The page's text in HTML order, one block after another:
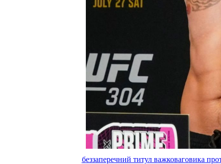
беззаперечний титул важковаговика